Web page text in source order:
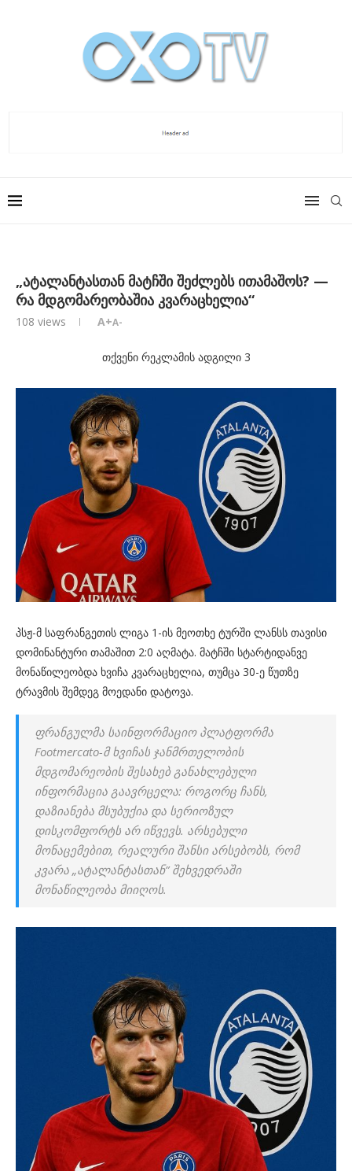
„ატალანტასთან მატჩში შეძლებს ითამაშოს? —
რა მდგომარეობაშია კვარაცხელია“
108 views A+A-
თქვენი რეკლამის ადგილი 3
პსჟ-მ საფრანგეთის ლიგა 1-ის მეოთხე ტურში ლანსს თავისი
დომინანტური თამაშით 2:0 აღმატა. მატჩში სტარტიდანვე
მონაწილეობდა ხვიჩა კვარაცხელია, თუმცა 30-ე წუთზე
ტრავმის შემდეგ მოედანი დატოვა.
ფრანგულმა საინფორმაციო პლატფორმა
Footmercato-მ ხვიჩას ჯანმრთელობის
მდგომარეობის შესახებ განახლებული
ინფორმაცია გაავრცელა: როგორც ჩანს,
დაზიანება მსუბუქია და სერიოზულ
დისკომფორტს არ იწვევს. არსებული
მონაცემებით, რეალური შანსი არსებობს, რომ
კვარა „ატალანტასთან” შეხვედრაში
მონაწილეობა მიიღოს.